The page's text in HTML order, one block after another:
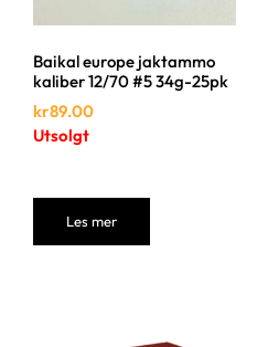
Baikal europe jaktammo
kaliber 12/70 #5 34g-25pk
kr89.00
Utsolgt
Les mer